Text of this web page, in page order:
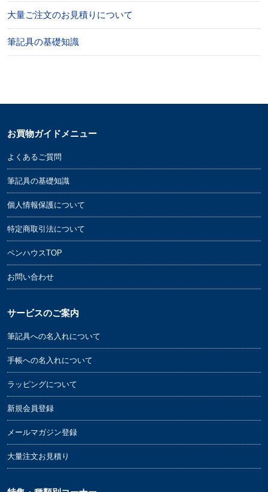
大量ご注文のお見積りについて
筆記具の基礎知識
お買物ガイドメニュー
よくあるご質問
筆記具の基礎知識
個人情報保護について
特定商取引法について
ペンハウスTOP
お問い合わせ
サービスのご案内
筆記具への名入れについて
手帳への名入れについて
ラッピングについて
新規会員登録
メールマガジン登録
大量注文お見積り